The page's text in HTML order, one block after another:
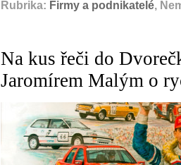
Rubrika: Firmy a podnikatelé,
Na kus řeči do
Jaromírem Malým o